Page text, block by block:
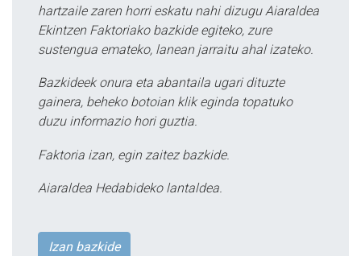
hartzaile zaren horri eskatu nahi dizugu Aiaraldea
Ekintzen Faktoriako bazkide egiteko, zure
sustengua emateko, lanean jarraitu ahal izateko.
Bazkideek onura eta abantaila ugari dituzte
gainera, beheko botoian klik eginda topatuko
duzu informazio hori guztia.
Faktoria izan, egin zaitez bazkide.
Aiaraldea Hedabideko lantaldea.
Izan bazkide